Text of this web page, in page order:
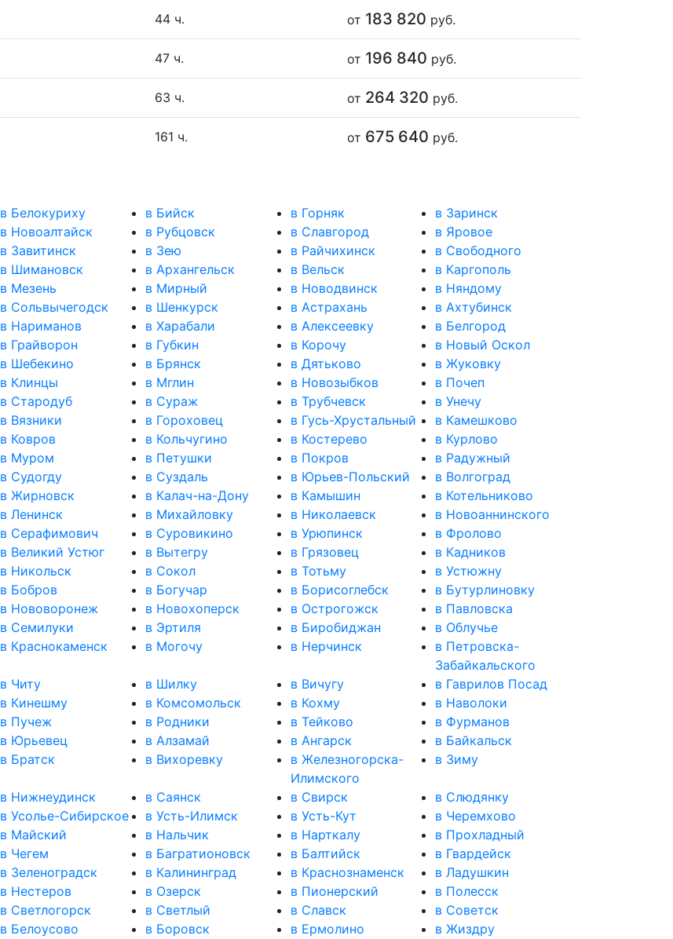
44 ч. от 183 820 руб.
47 ч. от 196 840 руб.
63 ч. от 264 320 руб.
161 ч. от 675 640 руб.
в Белокуриху в Бийск в Горняк
в Заринск
в Новоалтайск в Рубцовск в Славгород
в Яровое
в Завитинск в Зею в Райчихинск
в Свободного
в Шимановск в Архангельск в Вельск
в Каргополь
в Мезень в Мирный в Новодвинск
в Няндому
в Сольвычегодск в Шенкурск в Астрахань
в Ахтубинск
в Нариманов в Харабали в Алексеевку
в Белгород
в Грайворон в Губкин в Корочу
в Новый Оскол
в Шебекино в Брянск в Дятьково
в Жуковку
в Клинцы в Мглин в Новозыбков
в Почеп
в Стародуб в Сураж в Трубчевск
в Унечу
в Вязники в Гороховец в Гусь-Хрустальный
в Камешково
в Ковров в Кольчугино в Костерево
в Курлово
в Муром в Петушки в Покров
в Радужный
в Судогду в Суздаль в Юрьев-Польский
в Волгоград
в Жирновск в Калач-на-Дону в Камышин
в Котельниково
в Ленинск в Михайловку в Николаевск
в Новоаннинского
в Серафимович в Суровикино в Урюпинск
в Фролово
в Великий Устюг в Вытегру в Грязовец
в Кадников
в Никольск в Сокол в Тотьму
в Устюжну
в Бобров в Богучар в Борисоглебск
в Бутурлиновку
в Нововоронеж в Новохоперск в Острогожск
в Павловска
в Семилуки в Эртиля в Биробиджан
в Облучье
в Краснокаменск в Могочу в Нерчинск
в Петровска-
Забайкальского
в Читу в Шилку в Вичугу
в Гаврилов Посад
в Кинешму в Комсомольск в Кохму
в Наволоки
в Пучеж в Родники в Тейково
в Фурманов
в Юрьевец в Алзамай в Ангарск
в Байкальск
в Братск в Вихоревку
в Железногорска-
Илимского
в Зиму
в Нижнеудинск в Саянск в Свирск
в Слюдянку
в Усолье-Сибирское в Усть-Илимск в Усть-Кут
в Черемхово
в Майский в Нальчик в Нарткалу
в Прохладный
в Чегем в Багратионовск в Балтийск
в Гвардейск
в Зеленоградск в Калининград в Краснознаменск
в Ладушкин
в Нестеров в Озерск в Пионерский
в Полесск
в Светлогорск в Светлый в Славск
в Советск
в Белоусово в Боровск в Ермолино в Жиздру